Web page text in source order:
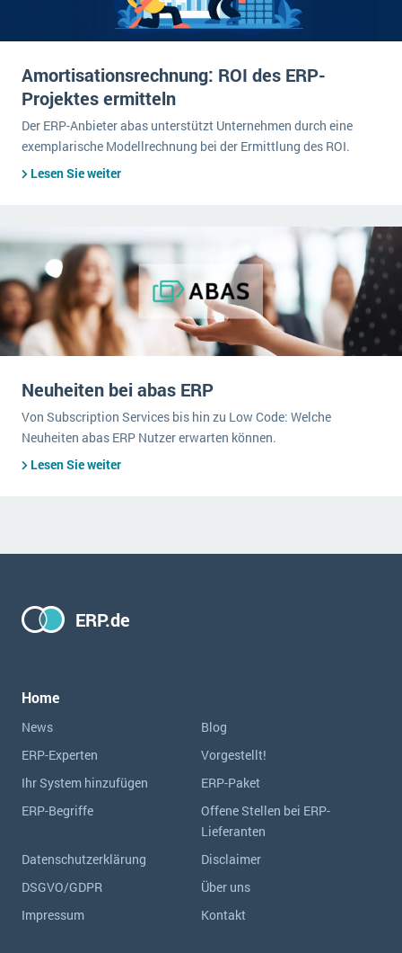
Amortisationsrechnung: ROI des ERP-
Projektes ermitteln
Der ERP-Anbieter abas unterstützt Unternehmen durch eine
exemplarische Modellrechnung bei der Ermittlung des ROI.
Lesen Sie weiter
Neuheiten bei abas ERP
Von Subscription Services bis hin zu Low Code: Welche
Neuheiten abas ERP Nutzer erwarten können.
Lesen Sie weiter
ERP.de
Home
News
Blog
ERP-Experten
Vorgestellt!
Ihr System hinzufügen
ERP-Paket
ERP-Begriffe
Offene Stellen bei ERP-
Lieferanten
Datenschutzerklärung
Disclaimer
DSGVO/GDPR
Über uns
Impressum
Kontakt